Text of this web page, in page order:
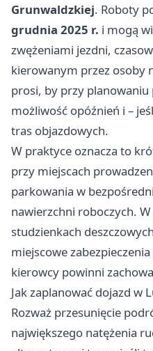
Grunwaldzkiej. Roboty
grudnia 2025 r. i mogą
zwężeniami jezdni,
kierowanym przez osoby
prosi, by przy
możliwość opóźnień i –
tras objazdowych.
W praktyce oznacza to
przy miejscach
parkowania w
nawierzchni roboczych.
studzienkach
miejscowe
kierowcy powinni
Jak zaplanować dojazd w
Rozważ przesunięcie
największego natężenia